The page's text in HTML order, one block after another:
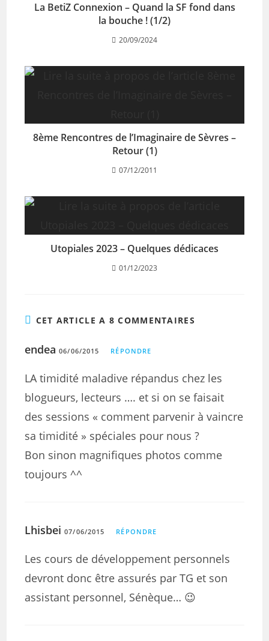
La BetiZ Connexion – Quand la SF fond dans
la bouche ! (1/2)
20/09/2024
8ème Rencontres de l’Imaginaire de Sèvres –
Retour (1)
07/12/2011
Utopiales 2023 – Quelques dédicaces
01/12/2023
CET ARTICLE A 8 COMMENTAIRES
endea 06/06/2015 RÉPONDRE
LA timidité maladive répandus chez les
blogueurs, lecteurs …. et si on se faisait
des sessions « comment parvenir à vaincre
sa timidité » spéciales pour nous ?
Bon sinon magnifiques photos comme
toujours ^^
Lhisbei 07/06/2015 RÉPONDRE
Les cours de développement personnels
devront donc être assurés par TG et son
assistant personnel, Sénèque… 😉